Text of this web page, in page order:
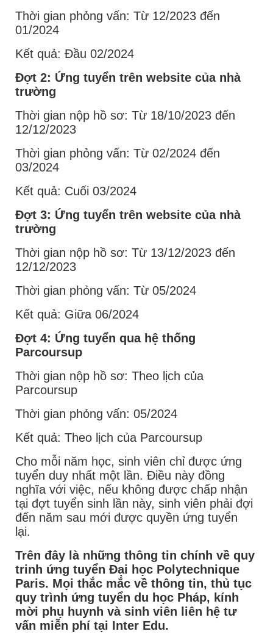
Thời gian phỏng vấn: Từ 12/2023 đến
01/2024
Kết quả: Đầu 02/2024
Đợt 2: Ứng tuyển trên website của nhà
trường
Thời gian nộp hồ sơ: Từ 18/10/2023 đến
12/12/2023
Thời gian phỏng vấn: Từ 02/2024 đến
03/2024
Kết quả: Cuối 03/2024
Đợt 3: Ứng tuyển trên website của nhà
trường
Thời gian nộp hồ sơ: Từ 13/12/2023 đến
12/12/2023
Thời gian phỏng vấn: Từ 05/2024
Kết quả: Giữa 06/2024
Đợt 4: Ứng tuyển qua hệ thống
Parcoursup
Thời gian nộp hồ sơ: Theo lịch của
Parcoursup
Thời gian phỏng vấn: 05/2024
Kết quả: Theo lịch của Parcoursup
Cho mỗi năm học, sinh viên chỉ được ứng
tuyển duy nhất một lần. Điều này đồng
nghĩa với việc, nếu không được chấp nhận
tại đợt tuyển sinh lần này, sinh viên phải đợi
đến năm sau mới được quyền ứng tuyển
lại.
Trên đây là những thông tin chính về quy
trinh ứng tuyển Đại học Polytechnique
Paris. Mọi thắc mắc về thông tin, thủ tục
quy trình ứng tuyển du học Pháp, kính
mời phụ huynh và sinh viên liên hệ tư
vấn miễn phí tại Inter Edu.